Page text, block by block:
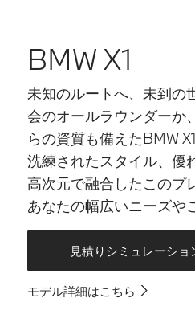
BMW X1
未知のルートへ、未到の
会のオールラウンダーか
らの資質も備えたBMW
洗練されたスタイル、優
高次元で融合したこのプ
あなたの幅広いニーズや
見積りシミュレーショ
モデル詳細はこちら